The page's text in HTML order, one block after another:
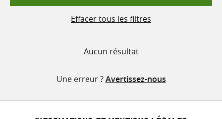
Effacer tous les filtres
Aucun résultat
Une erreur ?Avertissez-nous